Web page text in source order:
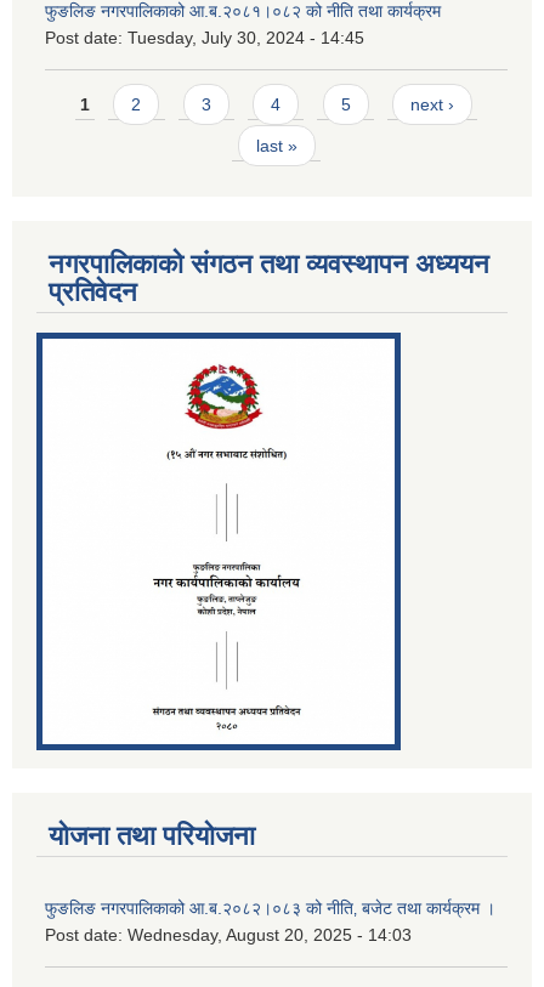
फुङलिङ नगरपालिकाको आ.ब.२०८१।०८२ को नीति तथा कार्यक्रम
Post date: Tuesday, July 30, 2024 - 14:45
Pages
1 2 3 4 5 next ›
last »
नगरपालिकाको संगठन तथा व्यवस्थापन अध्ययन
प्रतिवेदन
योजना तथा परियोजना
फुङलिङ नगरपालिकाको आ.ब.२०८२।०८३ को नीति‚ बजेट तथा कार्यक्रम ।
Post date: Wednesday, August 20, 2025 - 14:03